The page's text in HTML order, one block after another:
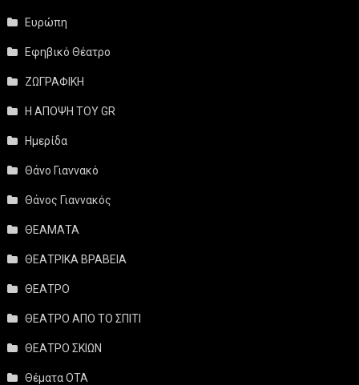
Ευρώπη
Εφηβικό Θέατρο
ΖΩΓΡΑΦΙΚΗ
Η ΑΠΟΨΗ ΤΟΥ GR
Ημερίδα
Θάνο Γιαννακό
Θάνος Γιαννακός
ΘΕΑΜΑΤΑ
ΘΕΑΤΡΙΚΑ ΒΡΑΒΕΙΑ
ΘΕΑΤΡΟ
ΘΕΑΤΡΟ ΑΠΟ ΤΟ ΣΠΙΤΙ
ΘΕΑΤΡΟ ΣΚΙΩΝ
Θέματα ΟΤΑ